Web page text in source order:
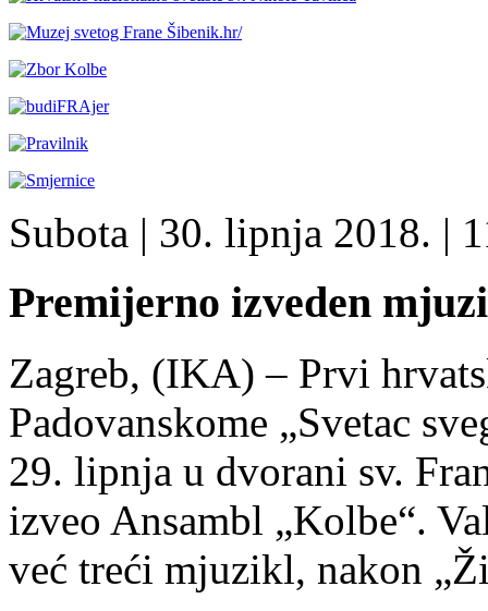
Subota | 30. lipnja 2018. |
Premijerno izveden
Zagreb, (IKA) – Prvi
Padovanskome „Svetac
29. lipnja u dvorani sv.
izveo Ansambl „Kolbe“.
već treći mjuzikl, nakon